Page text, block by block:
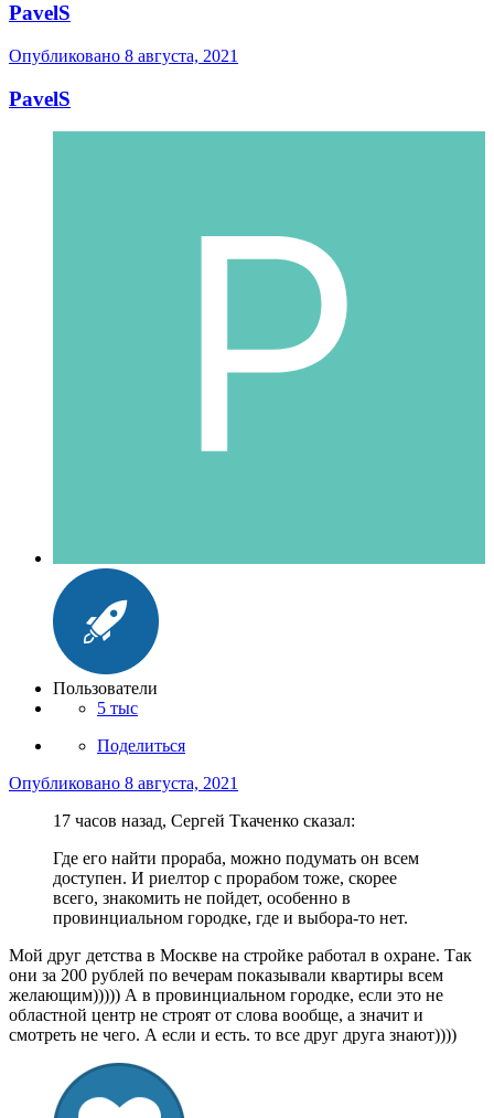
PavelS
Опубликовано 8 августа, 2021
PavelS
Пользователи
5 тыс
Поделиться
Опубликовано 8 августа, 2021
17 часов назад, Сергей Ткаченко сказал:
Где его найти прораба, можно подумать он всем
доступен. И риелтор с прорабом тоже, скорее
всего, знакомить не пойдет, особенно в
провинциальном городке, где и выбора-то нет.
Мой друг детства в Москве на стройке работал в охране. Так
они за 200 рублей по вечерам показывали квартиры всем
желающим))))) А в провинциальном городке, если это не
областной центр не строят от слова вообще, а значит и
смотреть не чего. А если и есть. то все друг друга знают))))